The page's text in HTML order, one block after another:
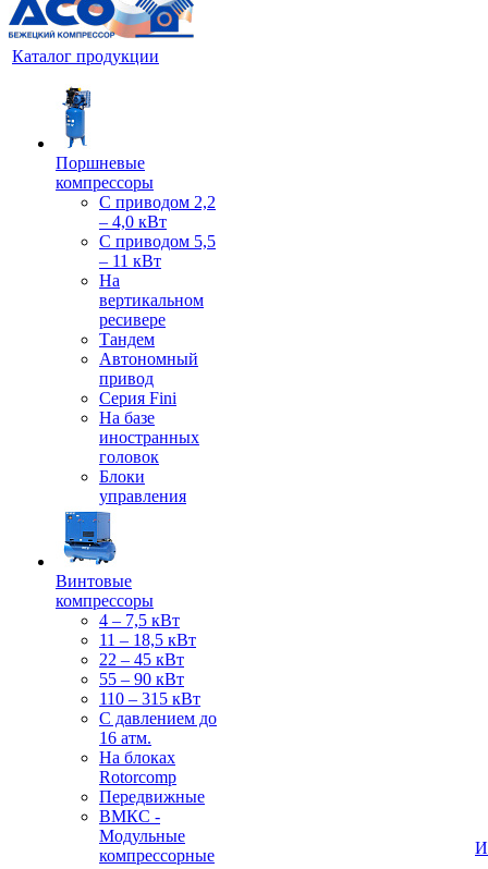
Каталог продукции
Поршневые
компрессоры
С приводом 2,2
– 4,0 кВт
С приводом 5,5
– 11 кВт
На
вертикальном
ресивере
Тандем
Автономный
привод
Серия Fini
На базе
иностранных
головок
Блоки
управления
Винтовые
компрессоры
4 – 7,5 кВт
11 – 18,5 кВт
22 – 45 кВт
55 – 90 кВт
110 – 315 кВт
С давлением до
16 атм.
На блоках
Rotorcomp
Передвижные
ВМКС -
Модульные
компрессорные